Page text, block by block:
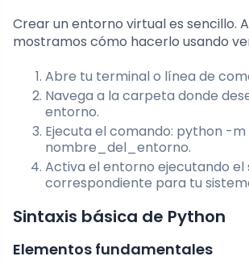
Crear un entorno virtual es sencillo.
mostramos cómo hacerlo usando
Abre tu terminal o línea de
Navega a la carpeta donde
entorno.
Ejecuta el comando: python -m
nombre_del_entorno.
Activa el entorno ejecutando el
correspondiente para tu
Sintaxis básica de Python
Elementos fundamentales